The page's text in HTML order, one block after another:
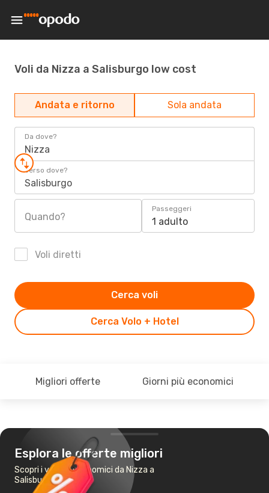
Voli da Nizza a Salisburgo low cost
Andata e ritorno Sola andata
Da dove?
Nizza
Verso dove?
Salisburgo
Quando?
Passeggeri
1 adulto
Voli diretti
Cerca Volo + Hotel
Cerca voli
Migliori offerte Giorni più economici
Esplora le offerte migliori
Scopri i voli più economici da Nizza a
Salisburgo